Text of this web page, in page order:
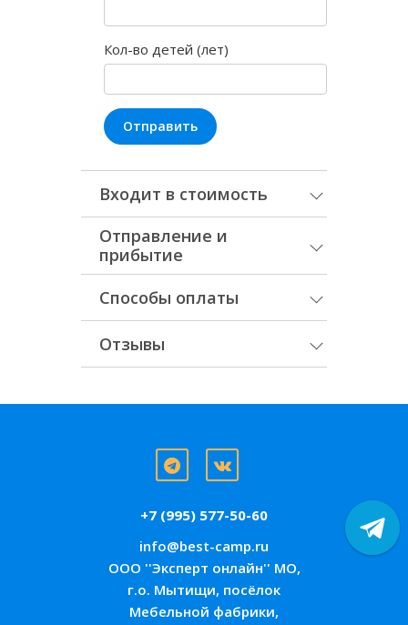
Кол-во детей (лет)
Отправить
Входит в стоимость
Отправление и
прибытие
Способы оплаты
Отзывы
+7 (995) 577-50-60
info@best-camp.ru
ООО ''Эксперт онлайн'' МО,
г.о. Мытищи, посёлок
Мебельной фабрики,